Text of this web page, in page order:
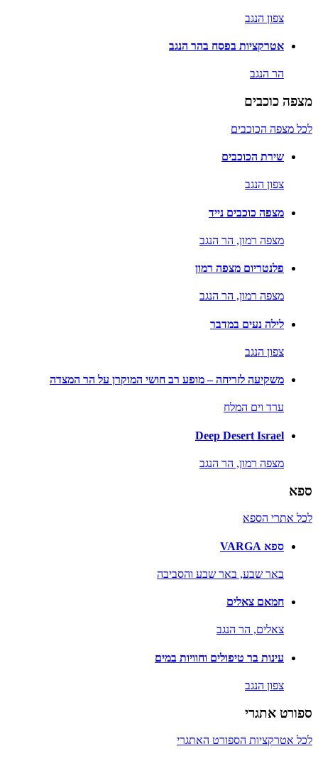
צפון הנגב
אטרקציות בפסח בהר הנגב
הר הנגב
מצפה כוכבים
לכל מצפה הכוכבים
שירת הכוכבים
צפון הנגב
מצפה כוכבים נייד
מצפה רמון, הר הנגב
פלנטריום מצפה רמון
מצפה רמון, הר הנגב
לילה נעים במדבר
צפון הנגב
משקיעה לזריחה – מופע רב חושי המוקרן על הר המצדה
ערד וים המלח
Deep Desert Israel
מצפה רמון, הר הנגב
ספא
לכל אתרי הספא
ספא VARGA
באר שבע, באר שבע והסביבה
חמאם צאלים
צאלים, הר הנגב
עינות בר טיפולים וחוויות במים
צפון הנגב
ספורט אתגרי
לכל אטרקציות הספורט האתגרי